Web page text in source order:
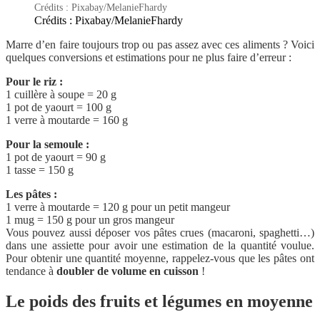
Crédits : Pixabay/MelanieFhardy
Crédits : Pixabay/MelanieFhardy
Marre d’en faire toujours trop ou pas assez avec ces aliments ? Voici
quelques conversions et estimations pour ne plus faire d’erreur :
Pour le riz :
1 cuillère à soupe = 20 g
1 pot de yaourt = 100 g
1 verre à moutarde = 160 g
Pour la semoule :
1 pot de yaourt = 90 g
1 tasse = 150 g
Les pâtes :
1 verre à moutarde = 120 g pour un petit mangeur
1 mug = 150 g pour un gros mangeur
Vous pouvez aussi déposer vos pâtes crues (macaroni, spaghetti…)
dans une assiette pour avoir une estimation de la quantité voulue.
Pour obtenir une quantité moyenne, rappelez-vous que les pâtes ont
tendance à doubler de volume en cuisson !
Le poids des fruits et légumes en moyenne